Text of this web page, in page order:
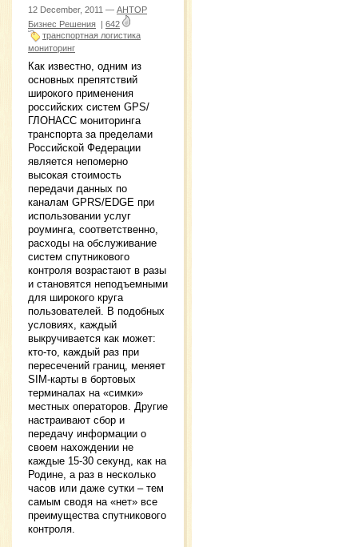
12 December, 2011 — АНТОР
Бизнес Решения
642
транспортная логистика
мониторинг
Как известно, одним из
основных препятствий
широкого применения
российских систем GPS/
ГЛОНАСС мониторинга
транспорта за пределами
Российской Федерации
является непомерно
высокая стоимость
передачи данных по
каналам GPRS/EDGE при
использовании услуг
роуминга, соответственно,
расходы на обслуживание
систем спутникового
контроля возрастают в разы
и становятся неподъемными
для широкого круга
пользователей. В подобных
условиях, каждый
выкручивается как может:
кто-то, каждый раз при
пересечений границ, меняет
SIM-карты в бортовых
терминалах на «симки»
местных операторов. Другие
настраивают сбор и
передачу информации о
своем нахождении не
каждые 15-30 секунд, как на
Родине, а раз в несколько
часов или даже сутки – тем
самым сводя на «нет» все
преимущества спутникового
контроля.